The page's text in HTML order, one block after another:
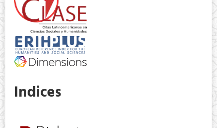
Indices